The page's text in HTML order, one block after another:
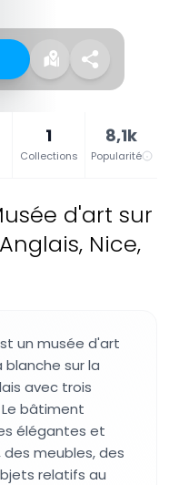
1
Collections
8,1k
Popularité
d'art sur
Nice,
un musée d'art
blanche sur la
avec trois
bâtiment
élégantes et
meubles, des
relatifs au